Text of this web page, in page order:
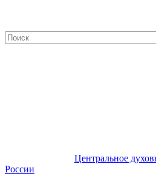
Центральное
России